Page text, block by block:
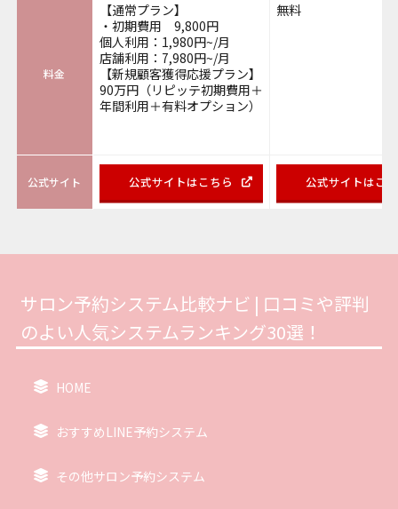
料金
【通常プラン】
・初期費用 9,800円
個人利用：1,980円~/月
店舗利用：7,980円~/月
【新規顧客獲得応援プラン】
90万円（リピッテ初期費用＋
年間利用＋有料オプション）
無料
公式サイト 公式サイトはこちら 公式サイトはこ
サロン予約システム比較ナビ | 口コミや評判
のよい人気システムランキング30選！
HOME
おすすめLINE予約システム
その他サロン予約システム